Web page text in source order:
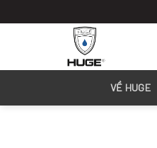
to
VỀ HUGE